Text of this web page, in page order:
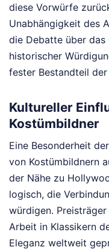
diese Vorwürfe
Unabhängigkeit des
die Debatte über
historischer
fester Bestandteil
Kultureller
Kostümbildner
Eine Besonderheit
von Kostümbildnern
der Nähe zu
logisch, die
würdigen.
Arbeit in Klassikern
Eleganz weltweit